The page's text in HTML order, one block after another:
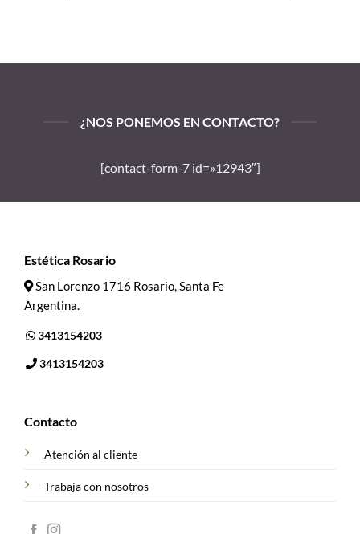
¿NOS PONEMOS EN CONTACTO?
[contact-form-7 id=»12943″]
Estética Rosario
San Lorenzo 1716 Rosario, Santa Fe
Argentina.
3413154203
3413154203
Contacto
Atención al cliente
Trabaja con nosotros